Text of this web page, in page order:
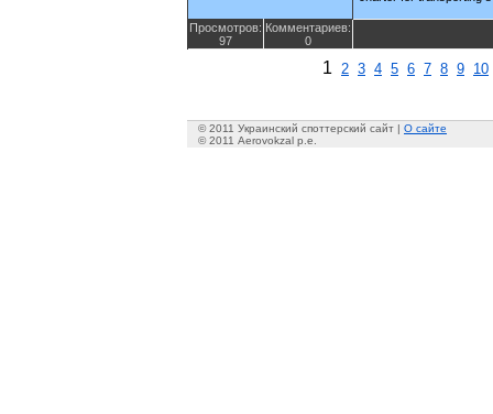
Просмотров:
97
Комментариев:
0
1 2 3 4 5 6 7 8 9 10
© 2011 Украинский споттерский сайт | О сайте
© 2011 Aerovokzal p.e.